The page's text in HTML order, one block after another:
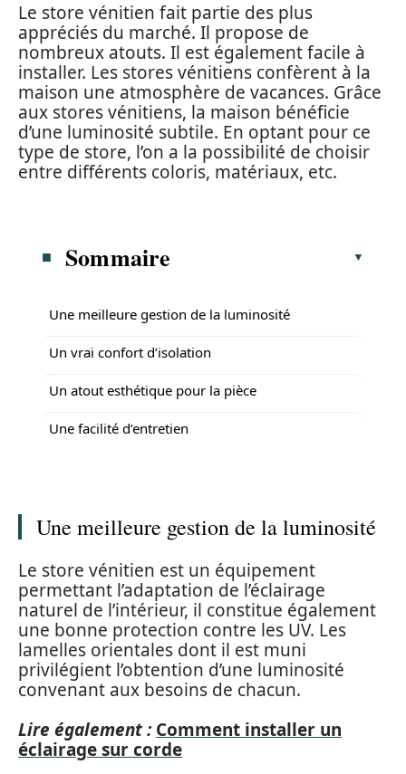
Le store vénitien fait partie des plus
appréciés du marché. Il propose de
nombreux atouts. Il est également facile à
installer. Les stores vénitiens confèrent à la
maison une atmosphère de vacances. Grâce
aux stores vénitiens, la maison bénéficie
d’une luminosité subtile. En optant pour ce
type de store, l’on a la possibilité de choisir
entre différents coloris, matériaux, etc.
Sommaire
Une meilleure gestion de la luminosité
Un vrai confort d’isolation
Un atout esthétique pour la pièce
Une facilité d’entretien
Une meilleure gestion de la luminosité
Le store vénitien est un équipement
permettant l’adaptation de l’éclairage
naturel de l’intérieur, il constitue également
une bonne protection contre les UV. Les
lamelles orientales dont il est muni
privilégient l’obtention d’une luminosité
convenant aux besoins de chacun.
Lire également : Comment installer un
éclairage sur corde